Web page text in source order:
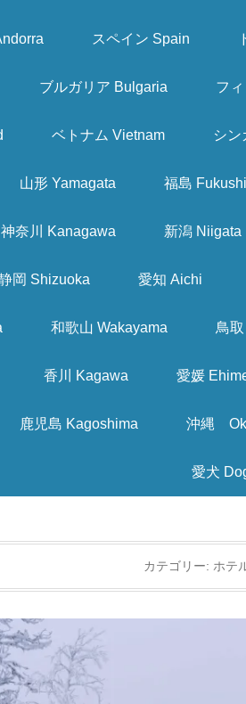
スペイン Spain
ブルガリア Bulgaria フ
ベトナム Vietnam シン
山形 Yamagata 福島
神奈川 Kanagawa 新潟 Niigata
岡 Shizuoka 愛知 Aichi
和歌山 Wakayama 鳥
香川 Kagawa 愛媛
鹿児島 Kagoshima 沖縄
愛犬
カテゴリー: ホテ